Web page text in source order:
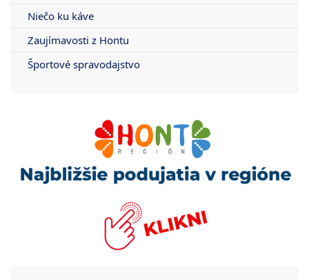
Niečo ku káve
Zaujímavosti z Hontu
Športové spravodajstvo